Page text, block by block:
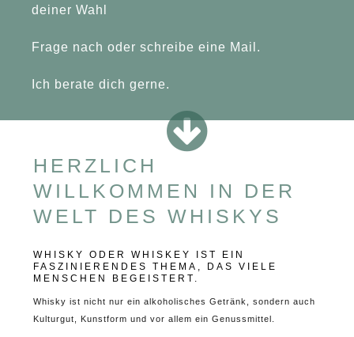
deiner Wahl
Frage nach oder schreibe eine Mail.
Ich berate dich gerne.
HERZLICH
WILLKOMMEN IN DER
WELT DES WHISKYS
WHISKY ODER WHISKEY IST EIN
FASZINIERENDES THEMA, DAS VIELE
MENSCHEN BEGEISTERT.
Whisky ist nicht nur ein alkoholisches Getränk, sondern auch
Kulturgut, Kunstform und vor allem ein Genussmittel.